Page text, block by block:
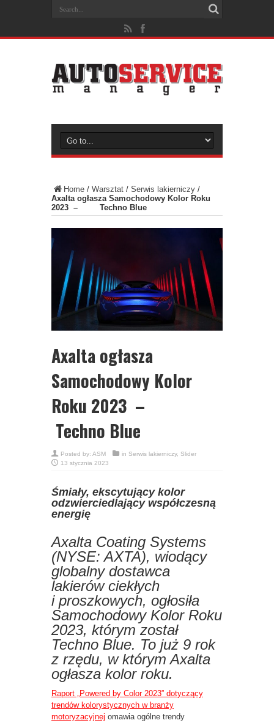
Home / Warsztat / Serwis lakierniczy /
Axalta ogłasza Samochodowy Kolor Roku
2023 – Techno Blue
Axalta ogłasza
Samochodowy Kolor
Roku 2023 –
Techno Blue
Posted by: ASM in Serwis lakierniczy, Slider
13 stycznia 2023
Śmiały, ekscytujący kolor
odzwierciedlający współczesną
energię
Axalta Coating Systems
(NYSE: AXTA), wiodący
globalny dostawca
lakierów ciekłych
i proszkowych, ogłosiła
Samochodowy Kolor Roku
2023, którym został
Techno Blue. To już 9 rok
z rzędu, w którym Axalta
ogłasza kolor roku.
Raport „Powered by Color 2023” dotyczący
trendów kolorystycznych w branży
motoryzacyjnej omawia ogólne trendy